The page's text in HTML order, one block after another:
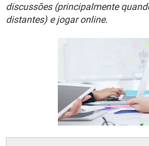
GUIA DE COMPRAS
INSTAGRAM
discussões (principalmente
distantes) e jogar online.